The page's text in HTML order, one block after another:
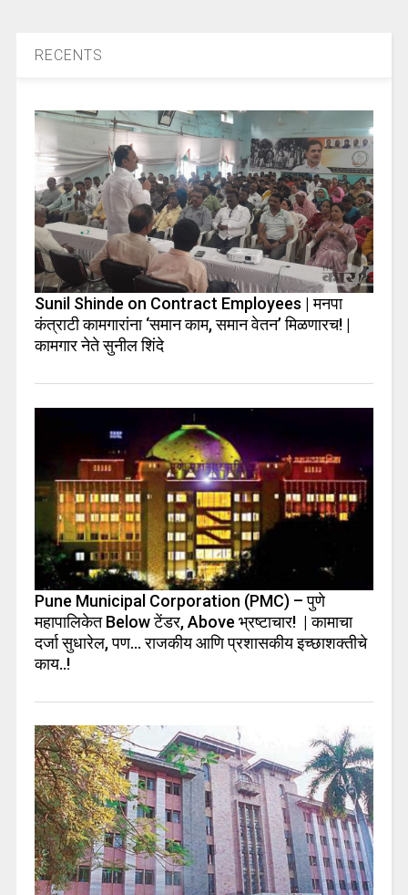
RECENTS
Sunil Shinde on Contract Employees | मनपा
कंत्राटी कामगारांना ‘समान काम, समान वेतन’ मिळणारच! |
कामगार नेते सुनील शिंदे
Pune Municipal Corporation (PMC) – पुणे
महापालिकेत Below टेंडर, Above भ्रष्टाचार! | कामाचा
दर्जा सुधारेल, पण… राजकीय आणि प्रशासकीय इच्छाशक्तीचे
काय..!